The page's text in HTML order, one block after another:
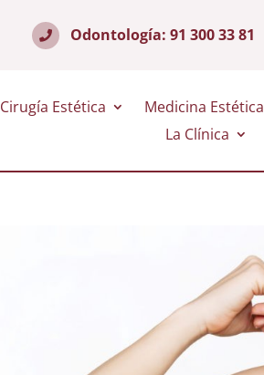
Odontología: 91 300 33 81
Cirugía Estética Medicina Estética
La Clínica